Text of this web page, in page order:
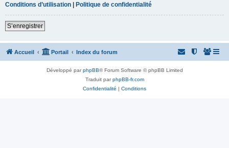
Conditions d’utilisation | Politique de confidentialité
S’enregistrer
Accueil Portail Index du forum
Développé parphpBB® Forum Software © phpBB Limited
Traduit parphpBB-fr.com
Confidentialité | Conditions